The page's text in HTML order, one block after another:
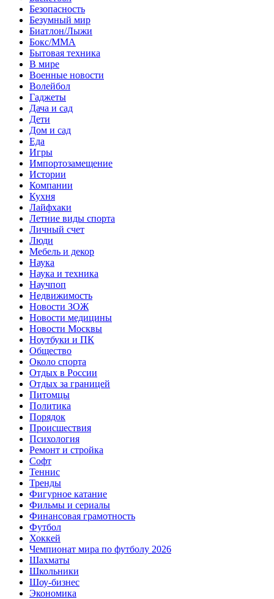
Безопасность
Безумный мир
Биатлон/Лыжи
Бокс/MMA
Бытовая техника
В мире
Военные новости
Волейбол
Гаджеты
Дача и сад
Дети
Дом и сад
Еда
Игры
Импортозамещение
Истории
Компании
Кухня
Лайфхаки
Летние виды спорта
Личный счет
Люди
Мебель и декор
Наука
Наука и техника
Научпоп
Недвижимость
Новости ЗОЖ
Новости медицины
Новости Москвы
Ноутбуки и ПК
Общество
Около спорта
Отдых в России
Отдых за границей
Питомцы
Политика
Порядок
Происшествия
Психология
Ремонт и стройка
Софт
Теннис
Тренды
Фигурное катание
Фильмы и сериалы
Финансовая грамотность
Футбол
Хоккей
Чемпионат мира по футболу 2026
Шахматы
Школьники
Шоу-бизнес
Экономика